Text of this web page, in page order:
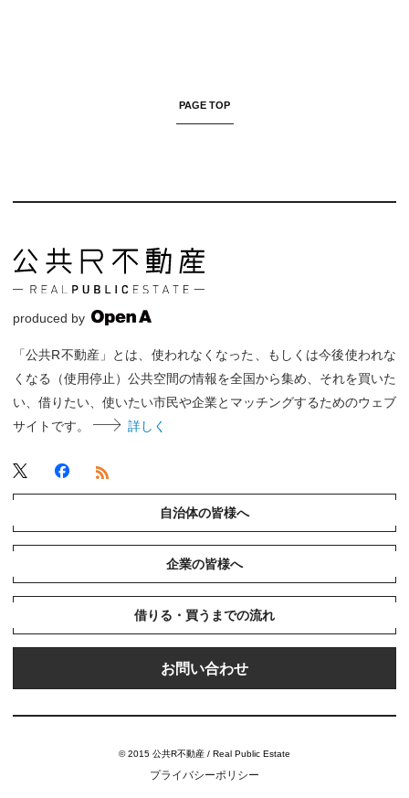
PAGE TOP
produced by
「公共R不動産」とは、使われなくなった、もしくは今後使われな
くなる（使用停止）公共空間の情報を全国から集め、それを買いた
い、借りたい、使いたい市民や企業とマッチングするためのウェブ
サイトです。
詳しく
自治体の皆様へ
企業の皆様へ
借りる・買うまでの流れ
お問い合わせ
© 2015 公共R不動産 / Real Public Estate
プライバシーポリシー